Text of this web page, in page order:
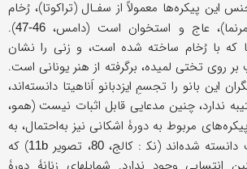
این پیکره‌ها معمولاً از سفـال (تراکوتا)، رُخام
عاج و استخوان است (دامس، 46-47
).
که با رُخام ساخته شده است، و زنی را نشان
روی تختی لمیده، برگرفته از هنر یونانی است.
این بانو را تجسمِ ایزدبانو اَناهیتا دانسته‌اند،
ندارد، چنین مدعایی قابل اثبات نیست (همو،
مربوط به دورۀ اشکانی نیز به‌احتمال، به
دانسته شده‌اند (نک‍ : کالج،80، تصویر 11b) که